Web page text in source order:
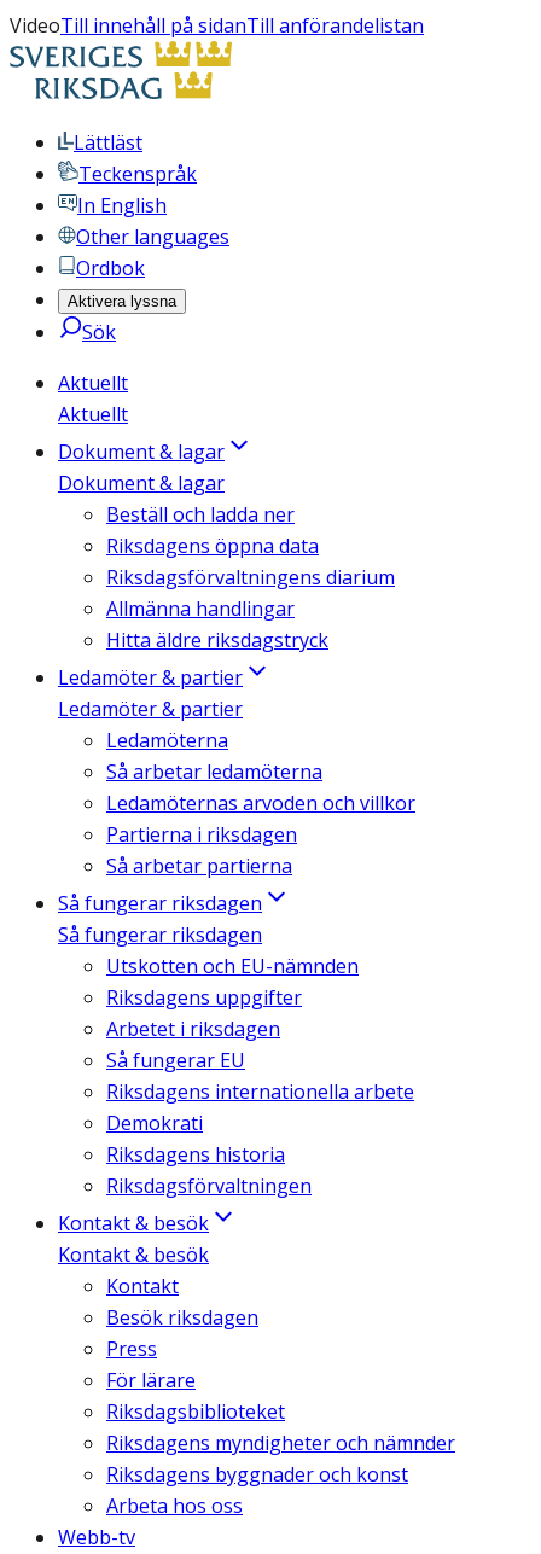
VideoTill innehåll på sidanTill anförandelistan
Lättläst
Teckenspråk
In English
Other languages
Ordbok
Aktivera lyssna
Sök
Aktuellt
Aktuellt
Dokument & lagar
Dokument & lagar
Beställ och ladda ner
Riksdagens öppna data
Riksdagsförvaltningens diarium
Allmänna handlingar
Hitta äldre riksdagstryck
Ledamöter & partier
Ledamöter & partier
Ledamöterna
Så arbetar ledamöterna
Ledamöternas arvoden och villkor
Partierna i riksdagen
Så arbetar partierna
Så fungerar riksdagen
Så fungerar riksdagen
Utskotten och EU-nämnden
Riksdagens uppgifter
Arbetet i riksdagen
Så fungerar EU
Riksdagens internationella arbete
Demokrati
Riksdagens historia
Riksdagsförvaltningen
Kontakt & besök
Kontakt & besök
Kontakt
Besök riksdagen
Press
För lärare
Riksdagsbiblioteket
Riksdagens myndigheter och nämnder
Riksdagens byggnader och konst
Arbeta hos oss
Webb-tv